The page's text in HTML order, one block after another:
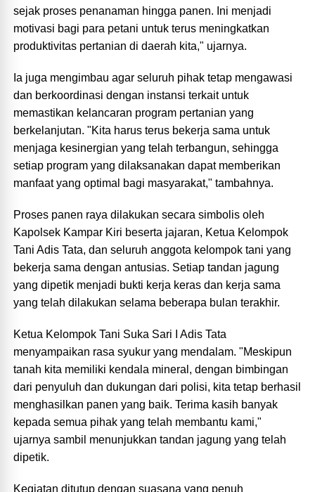
sejak proses penanaman hingga panen. Ini menjadi
motivasi bagi para petani untuk terus meningkatkan
produktivitas pertanian di daerah kita," ujarnya.
Ia juga mengimbau agar seluruh pihak tetap mengawasi
dan berkoordinasi dengan instansi terkait untuk
memastikan kelancaran program pertanian yang
berkelanjutan. "Kita harus terus bekerja sama untuk
menjaga kesinergian yang telah terbangun, sehingga
setiap program yang dilaksanakan dapat memberikan
manfaat yang optimal bagi masyarakat," tambahnya.
Proses panen raya dilakukan secara simbolis oleh
Kapolsek Kampar Kiri beserta jajaran, Ketua Kelompok
Tani Adis Tata, dan seluruh anggota kelompok tani yang
bekerja sama dengan antusias. Setiap tandan jagung
yang dipetik menjadi bukti kerja keras dan kerja sama
yang telah dilakukan selama beberapa bulan terakhir.
Ketua Kelompok Tani Suka Sari I Adis Tata
menyampaikan rasa syukur yang mendalam. "Meskipun
tanah kita memiliki kendala mineral, dengan bimbingan
dari penyuluh dan dukungan dari polisi, kita tetap berhasil
menghasilkan panen yang baik. Terima kasih banyak
kepada semua pihak yang telah membantu kami,"
ujarnya sambil menunjukkan tandan jagung yang telah
dipetik.
Kegiatan ditutup dengan suasana yang penuh